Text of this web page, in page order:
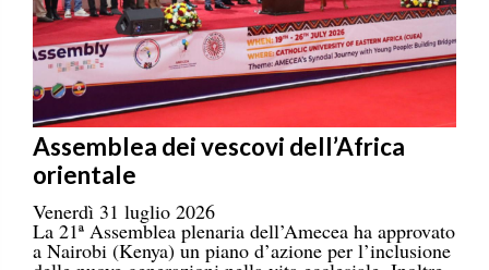
Assemblea dei vescovi dell’Africa
orientale
Venerdì 31 luglio 2026
La 21ª Assemblea plenaria dell’Amecea ha approvato
a Nairobi (Kenya) un piano d’azione per l’inclusione